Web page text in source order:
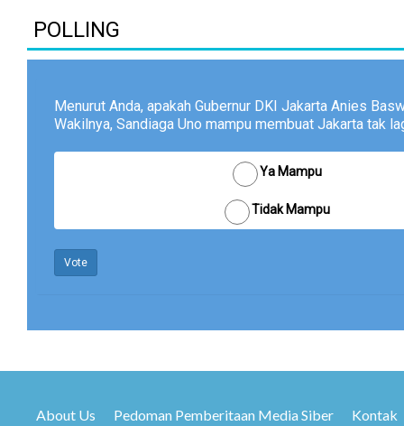
POLLING
Menurut Anda, apakah Gubernur DKI Jakarta Anies
Wakilnya, Sandiaga Uno mampu membuat Jakarta tak
Ya Mampu
Tidak Mampu
Vote
About Us Pedoman Pemberitaan Media Siber Kontak